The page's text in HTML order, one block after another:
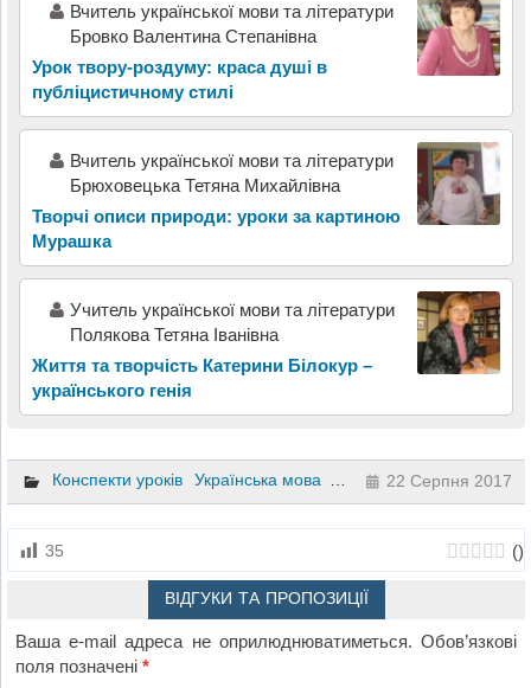
Вчитель української мови та літератури
Бровко Валентина Степанівна
Урок твору-роздуму: краса душі в
публіцистичному стилі
Вчитель української мови та літератури
Брюховецька Тетяна Михайлівна
Творчі описи природи: уроки за картиною
Мурашка
Учитель української мови та літератури
Полякова Тетяна Іванівна
Життя та творчість Катерини Білокур –
українського генія
Конспекти уроків Українська мова 7 клас 22 Серпня 2017
35 ()
ВІДГУКИ ТА ПРОПОЗИЦІЇ
Ваша e-mail адреса не оприлюднюватиметься. Обов’язкові
поля позначені*